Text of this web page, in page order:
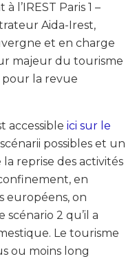
l’IREST Paris 1 –
Aida-Irest,
et en charge
majeur du tourisme
pour la revue
accessible ici sur le
possibles et un
reprise des activités
en
européens, on
2 qu’il a
Le tourisme
ou moins long